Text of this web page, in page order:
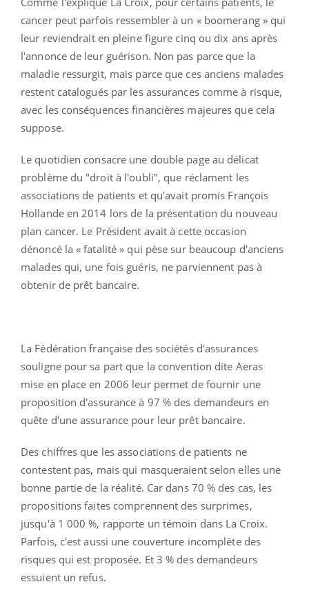
cancer peut parfois ressembler à un « boomerang » qui
leur reviendrait en pleine figure cinq ou dix ans après
l'annonce de leur guérison. Non pas parce que la
maladie ressurgit, mais parce que ces anciens malades
restent catalogués par les assurances comme à risque,
avec les conséquences financières majeures que cela
suppose.
Le quotidien consacre une double page au délicat
problème du "droit à l'oubli", que réclament les
associations de patients et qu'avait promis François
Hollande en 2014 lors de la présentation du nouveau
plan cancer. Le Président avait à cette occasion
dénoncé la « fatalité » qui pèse sur beaucoup d'anciens
malades qui, une fois guéris, ne parviennent pas à
obtenir de prêt bancaire.
La Fédération française des sociétés d'assurances
souligne pour sa part que la convention dite Aeras
mise en place en 2006 leur permet de fournir une
proposition d'assurance à 97 % des demandeurs en
quête d'une assurance pour leur prêt bancaire.
Des chiffres que les associations de patients ne
contestent pas, mais qui masqueraient selon elles une
bonne partie de la réalité. Car dans 70 % des cas, les
propositions faites comprennent des surprimes,
jusqu'à 1 000 %, rapporte un témoin dans La Croix.
Parfois, c'est aussi une couverture incomplète des
risques qui est proposée. Et 3 % des demandeurs
essuient un refus.